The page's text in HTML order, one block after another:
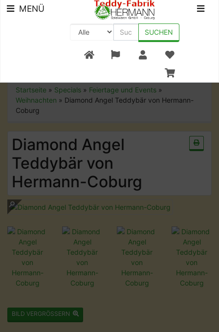
+49 (0) 9561-8590-0
MENÜ
SUCHEN
Startseite » Specials » Feiertage und Events »
Weihnachten » Diamond Angel Teddybär von Hermann-
Coburg
Diamond Angel
Teddybär von
Hermann-Coburg
BILD VERGRÖSSERN